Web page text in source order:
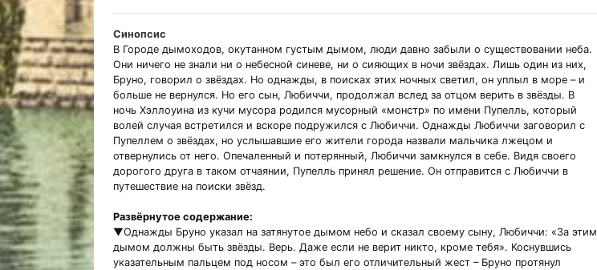
Синопсис
В Городе дымоходов, окутанном густым дымом, люди давно забыли о существовании неба.
Они ничего не знали ни о небесной синеве, ни о сияющих в ночи звёздах. Лишь один из них,
Бруно, говорил о звёздах. Но однажды, в поисках этих ночных светил, он уплыл в море – и
больше не вернулся. Но его сын, Любиччи, продолжал вслед за отцом верить в звёзды. В
ночь Хэллоуина из кучи мусора родился мусорный «монстр» по имени Пупелль, который
волей случая встретился и вскоре подружился с Любиччи. Однажды Любиччи заговорил с
Пупеллем о звёздах, но услышавшие его жители города назвали мальчика лжецом и
отвернулись от него. Опечаленный и потерянный, Любиччи замкнулся в себе. Видя своего
дорогого друга в таком отчаянии, Пупелль принял решение. Он отправится с Любиччи в
путешествие на поиски звёзд.
Развёрнутое содержание:
▼Однажды Бруно указал на затянутое дымом небо и сказал своему сыну, Любиччи: «За этим
дымом должны быть звёзды. Верь. Даже если не верит никто, кроме тебя». Коснувшись
указательным пальцем под носом – это был его отличительный жест – Бруно протянул